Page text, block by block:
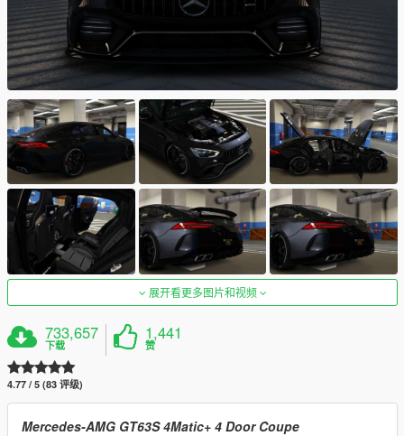
展开看更多图片和视频
733,657
下载
1,441
赞
4.77 / 5 (83 评级)
Mercedes-AMG GT63S 4Matic+ 4 Door Coupe